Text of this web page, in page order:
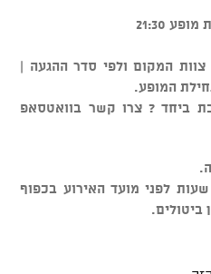
צוות המקום ולפי סדר ההגעה |
ביחד ? צרו קשר בוואטסאפ
* ניתן לבטל כרטיסים עד 48 שעות לפני מועד האירוע בכפוף